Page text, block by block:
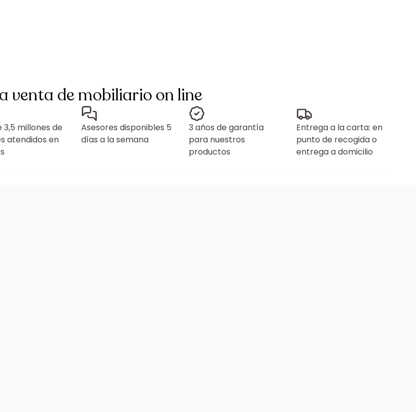
venta de mobiliario on line
3,5 millones de
atendidos en
Asesores disponibles 5
días a la semana
3 años de garantía
para nuestros
productos
Entrega a la carta: en
punto de recogida o
entrega a domicilio